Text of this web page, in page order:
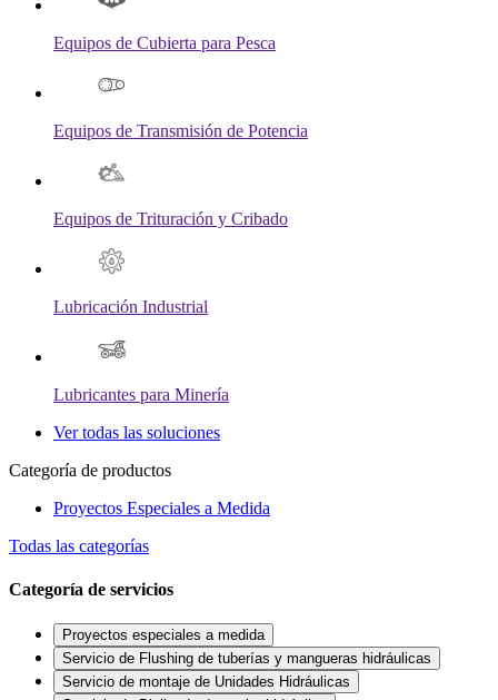
Equipos de Cubierta para Pesca
Equipos de Transmisión de Potencia
Equipos de Trituración y Cribado
Lubricación Industrial
Lubricantes para Minería
Ver todas las soluciones
Categoría de productos
Proyectos Especiales a Medida
Todas las categorías
Categoría de servicios
Proyectos especiales a medida
Servicio de Flushing de tuberías y mangueras hidráulicas
Servicio de montaje de Unidades Hidráulicas